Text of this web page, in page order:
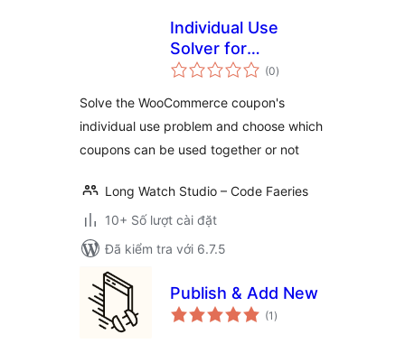
Individual Use
Solver for
WooCommerce
Categories
(0tổng
đánh
)
Solve the WooCommerce coupon's
individual use problem and choose which
coupons can be used together or not
Long Watch Studio – Code Faeries
10+ Số lượt cài đặt
Đã kiểm tra với 6.7.5
Publish & Add New
(1 tổng
đánh
)